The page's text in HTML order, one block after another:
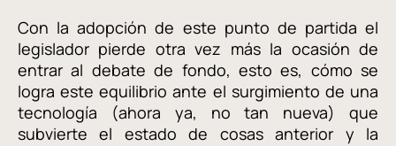
Con la adopción de este punto de partida el
legislador pierde otra vez más la ocasión de
entrar al debate de fondo, esto es, cómo se
logra este equilibrio ante el surgimiento de una
tecnología (ahora ya, no tan nueva) que
subvierte el estado de cosas anterior y la